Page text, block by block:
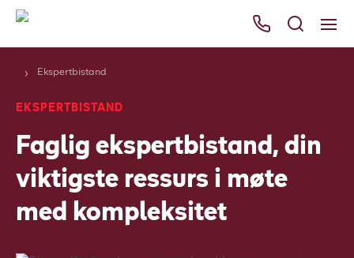
Våre tjenester
Områder
Kurs
Bli kunde
Bestill
Ekspertbistand
EKSPERTBISTAND
Faglig ekspertbistand, din
viktigste ressurs i møte
med kompleksitet